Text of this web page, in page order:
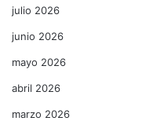
julio 2026
junio 2026
mayo 2026
abril 2026
marzo 2026